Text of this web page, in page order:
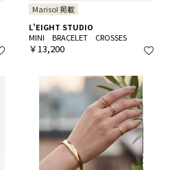
Marisol 掲載
L’EIGHT STUDIO
MINI BRACELET CROSSES
￥13,200